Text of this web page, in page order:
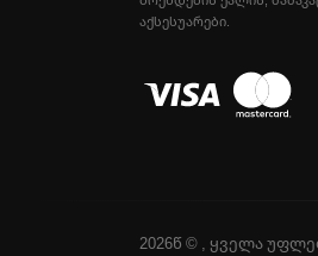
ᲐᲥᲡᲔᲡᲣᲐᲠᲔᲑᲘ.
2026წ © , ყველა